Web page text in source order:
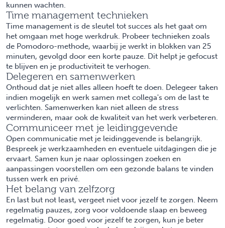
kunnen wachten.
Time management technieken
Time management is de sleutel tot succes als het gaat om
het omgaan met hoge werkdruk. Probeer technieken zoals
de Pomodoro-methode, waarbij je werkt in blokken van 25
minuten, gevolgd door een korte pauze. Dit helpt je gefocust
te blijven en je productiviteit te verhogen.
Delegeren en samenwerken
Onthoud dat je niet alles alleen hoeft te doen. Delegeer taken
indien mogelijk en werk samen met collega's om de last te
verlichten. Samenwerken kan niet alleen de stress
verminderen, maar ook de kwaliteit van het werk verbeteren.
Communiceer met je leidinggevende
Open communicatie met je leidinggevende is belangrijk.
Bespreek je werkzaamheden en eventuele uitdagingen die je
ervaart. Samen kun je naar oplossingen zoeken en
aanpassingen voorstellen om een gezonde balans te vinden
tussen werk en privé.
Het belang van zelfzorg
En last but not least, vergeet niet voor jezelf te zorgen. Neem
regelmatig pauzes, zorg voor voldoende slaap en beweeg
regelmatig. Door goed voor jezelf te zorgen, kun je beter